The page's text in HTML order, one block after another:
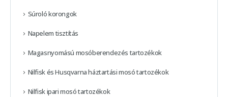
Súroló korongok
Napelem tisztítás
Magasnyomású mosóberendezés tartozékok
Nilfisk és Husqvarna háztartási mosó tartozékok
Nilfisk ipari mosó tartozékok